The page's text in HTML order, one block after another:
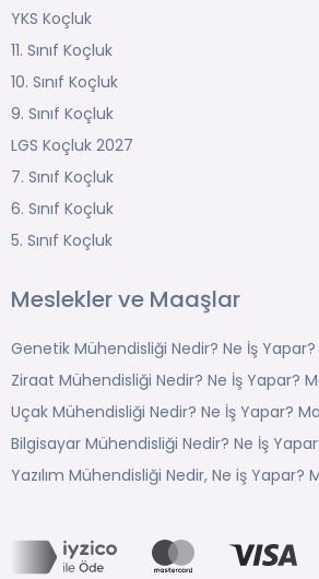
YKS Koçluk
11. Sınıf Koçluk
10. Sınıf Koçluk
9. Sınıf Koçluk
LGS Koçluk 2027
7. Sınıf Koçluk
6. Sınıf Koçluk
5. Sınıf Koçluk
Meslekler ve Maaşlar
Genetik Mühendisliği Nedir? Ne İş Yapar?
Ziraat Mühendisliği Nedir? Ne İş Yapar?
Uçak Mühendisliği Nedir? Ne İş Yapar?
Bilgisayar Mühendisliği Nedir? Ne İş
Yazılım Mühendisliği Nedir, Ne iş Yapar?